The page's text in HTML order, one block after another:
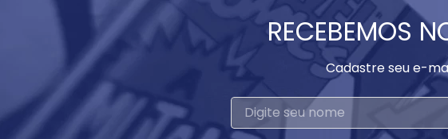
RECEBEMOS
Cadastre seu e-